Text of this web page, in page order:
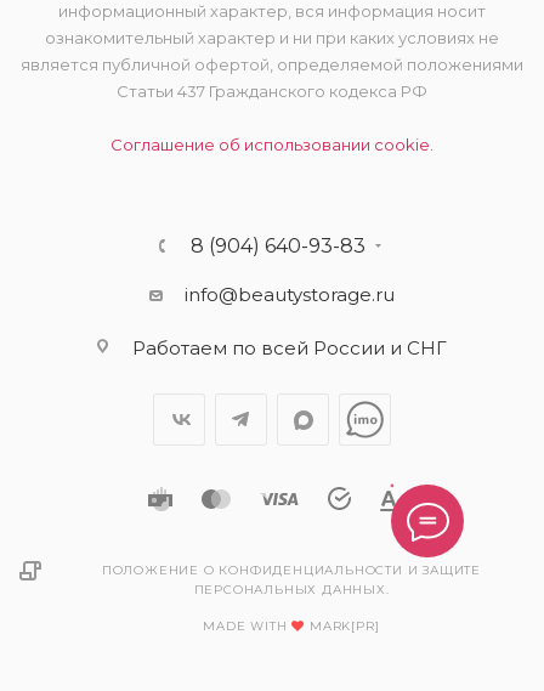
информационный характер, вся информация носит
ознакомительный характер и ни при каких условиях не
является публичной офертой, определяемой положениями
Статьи 437 Гражданского кодекса РФ
Соглашение об использовании cookie.
8 (904) 640-93-83
info@beautystorage.ru
Работаем по всей России и СНГ
ПОЛОЖЕНИЕ О КОНФИДЕНЦИАЛЬНОСТИ И ЗАЩИТЕ
ПЕРСОНАЛЬНЫХ ДАННЫХ.
MADE WITH MARK[PR]